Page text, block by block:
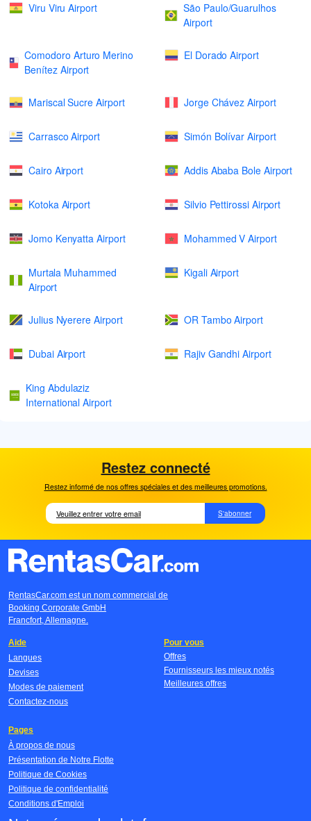
Viru Viru Airport
São Paulo/Guarulhos
Airport
Comodoro Arturo Merino
Benítez Airport
El Dorado Airport
Mariscal Sucre Airport Jorge Chávez Airport
Carrasco Airport Simón Bolívar Airport
Cairo Airport Addis Ababa Bole Airport
Kotoka Airport Silvio Pettirossi Airport
Jomo Kenyatta Airport Mohammed V Airport
Murtala Muhammed
Airport
Kigali Airport
Julius Nyerere Airport OR Tambo Airport
Dubai Airport Rajiv Gandhi Airport
King Abdulaziz
International Airport
Restez connecté
Restez informé de nos offres spéciales et des meilleures promotions.
S'abonner
RentasCar.com est un nom commercial de
Booking Corporate GmbH
Francfort, Allemagne.
Aide
Langues
Devises
Modes de paiement
Contactez-nous
Pour vous
Offres
Fournisseurs les mieux notés
Meilleures offres
Pages
À propos de nous
Présentation de Notre Flotte
Politique de Cookies
Politique de confidentialité
Conditions d'Emploi